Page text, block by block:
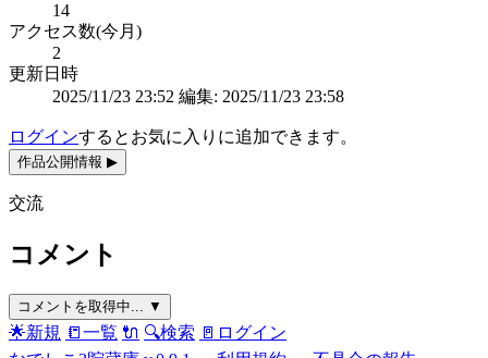
14
アクセス数(今月)
2
更新日時
2025/11/23 23:52 編集: 2025/11/23 23:58
ログインするとお気に入りに追加できます。
作品公開情報 ▶
交流
コメント
コメントを取得中... ▼
🌟新規 📒一覧 🔌 🔍検索 🚪ログイン